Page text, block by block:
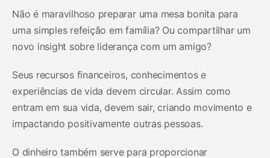
Não é maravilhoso preparar uma mesa bonita para
uma simples refeição em família? Ou compartilhar um
novo insight sobre liderança com um amigo?
Seus recursos financeiros, conhecimentos e
experiências de vida devem circular. Assim como
entram em sua vida, devem sair, criando movimento e
impactando positivamente outras pessoas.
O dinheiro também serve para proporcionar